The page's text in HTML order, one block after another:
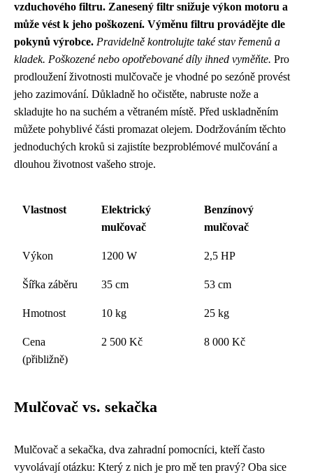
vzduchového filtru. Zanesený filtr snižuje výkon motoru a
může vést k jeho poškození. Výměnu filtru provádějte dle
pokynů výrobce. Pravidelně kontrolujte také stav řemenů a
kladek. Poškozené nebo opotřebované díly ihned vyměňte. Pro
prodloužení životnosti mulčovače je vhodné po sezóně provést
jeho zazimování. Důkladně ho očistěte, nabruste nože a
skladujte ho na suchém a větraném místě. Před uskladněním
můžete pohyblivé části promazat olejem. Dodržováním těchto
jednoduchých kroků si zajistíte bezproblémové mulčování a
dlouhou životnost vašeho stroje.
Vlastnost
Elektrický
mulčovač
Benzínový
mulčovač
Výkon 1200 W 2,5 HP
Šířka záběru 35 cm 53 cm
Hmotnost 10 kg 25 kg
Cena
(přibližně)
2 500 Kč 8 000 Kč
Mulčovač vs. sekačka
Mulčovač a sekačka, dva zahradní pomocníci, kteří často
vyvolávají otázku: Který z nich je pro mě ten pravý? Oba sice